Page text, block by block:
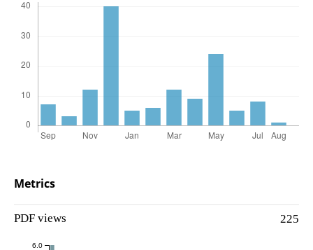
Metrics
PDF views 225
6.0